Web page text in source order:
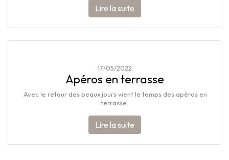
Lire la suite
17/05/2022
Apéros en terrasse
Avec le retour des beaux jours vient le temps des apéros en
terrasse.
Lire la suite